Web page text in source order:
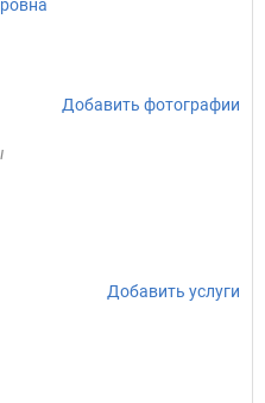
Добавить фотографии
Добавить услуги